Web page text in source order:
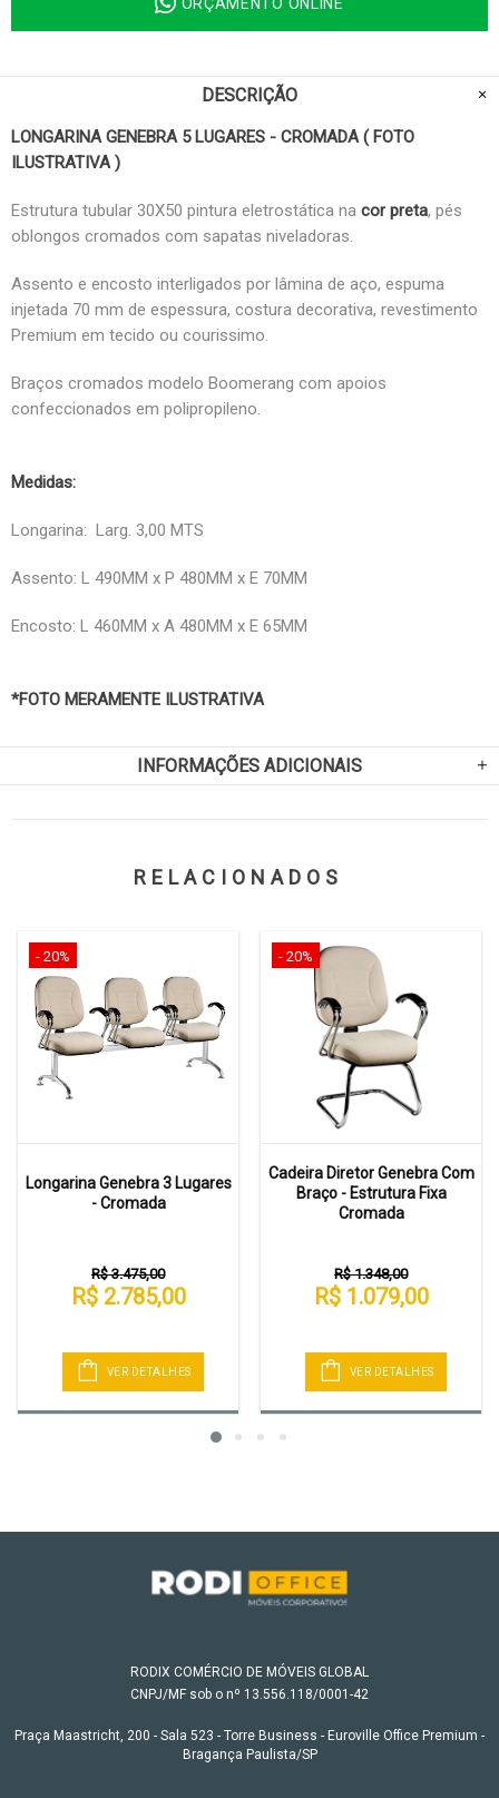
DESCRIÇÃO
LONGARINA GENEBRA 5 LUGARES - CROMADA ( FOTO
ILUSTRATIVA )
Estrutura tubular 30X50 pintura eletrostática na cor preta, pés
oblongos cromados com sapatas niveladoras.
Assento e encosto interligados por lâmina de aço, espuma
injetada 70 mm de espessura, costura decorativa, revestimento
Premium em tecido ou courissimo.
Braços cromados modelo Boomerang com apoios
confeccionados em polipropileno.
Medidas:
Longarina: Larg. 3,00 MTS
Assento: L 490MM x P 480MM x E 70MM
Encosto: L 460MM x A 480MM x E 65MM
*FOTO MERAMENTE ILUSTRATIVA
INFORMAÇÕES ADICIONAIS
RELACIONADOS
- 20%
Longarina Genebra 3 Lugares
- Cromada
R$ 3.475,00
R$ 2.785,00
VER DETALHES
- 20%
Cadeira Diretor Genebra Com
Braço - Estrutura Fixa
Cromada
R$ 1.348,00
R$ 1.079,00
VER DETALHES
RODIX COMÉRCIO DE MÓVEIS GLOBAL
CNPJ/MF sob o nº 13.556.118/0001-42
Praça Maastricht, 200 - Sala 523 - Torre Business - Euroville Office Premium -
Bragança Paulista/SP